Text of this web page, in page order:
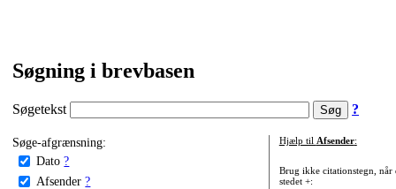
Søgning i brevbasen
Søgetekst ?
Søge-afgrænsning:
Dato ?
Afsender ?
Hjælp til Afsender:
Brug ikke citationstegn, når
stedet +: